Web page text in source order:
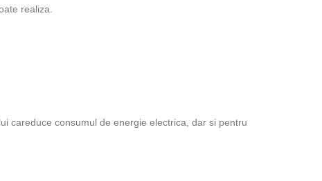
realiza.
careduce consumul de energie electrica, dar si pentru